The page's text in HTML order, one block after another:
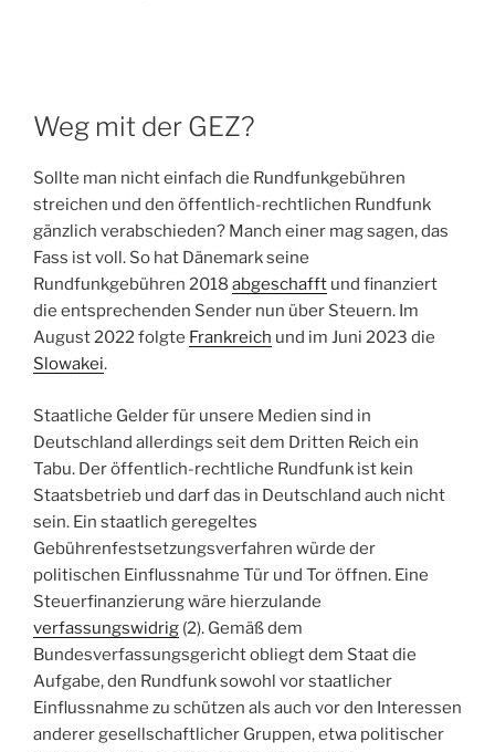
Weg mit der GEZ?
Sollte man nicht einfach die Rundfunkgebühren
streichen und den öffentlich-rechtlichen Rundfunk
gänzlich verabschieden? Manch einer mag sagen, das
Fass ist voll. So hat Dänemark seine
Rundfunkgebühren 2018 abgeschafft und finanziert
die entsprechenden Sender nun über Steuern. Im
August 2022 folgte Frankreich und im Juni 2023 die
Slowakei.
Staatliche Gelder für unsere Medien sind in
Deutschland allerdings seit dem Dritten Reich ein
Tabu. Der öffentlich-rechtliche Rundfunk ist kein
Staatsbetrieb und darf das in Deutschland auch nicht
sein. Ein staatlich geregeltes
Gebührenfestsetzungsverfahren würde der
politischen Einflussnahme Tür und Tor öffnen. Eine
Steuerfinanzierung wäre hierzulande
verfassungswidrig (2). Gemäß dem
Bundesverfassungsgericht obliegt dem Staat die
Aufgabe, den Rundfunk sowohl vor staatlicher
Einflussnahme zu schützen als auch vor den Interessen
anderer gesellschaftlicher Gruppen, etwa politischer